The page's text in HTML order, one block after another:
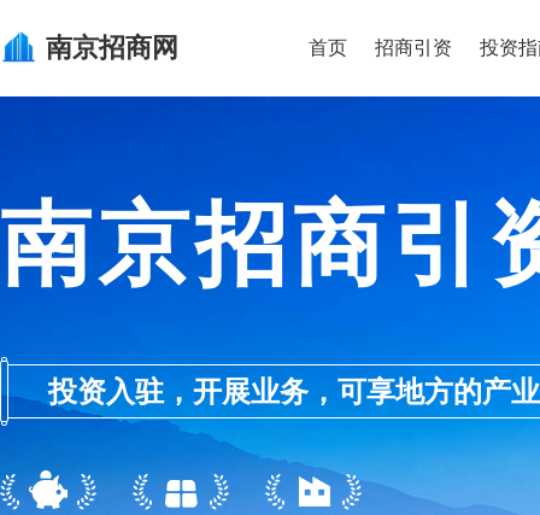
南京招商网 首页 招商引资 投资
南京招商引
投资入驻，开展业务，可享地方的产